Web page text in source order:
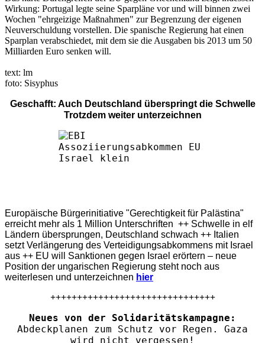
Wirkung: Portugal legte seine Sparpläne vor und will binnen zwei
Wochen "ehrgeizige Maßnahmen" zur Begrenzung der eigenen
Neuverschuldung vorstellen. Die spanische Regierung hat einen
Sparplan verabschiedet, mit dem sie die Ausgaben bis 2013 um 50
Milliarden Euro senken will.
text: lm
foto: Sisyphus
Geschafft: Auch Deutschland überspringt die Schwelle
Trotzdem weiter unterzeichnen
Europäische Bürgerinitiative "Gerechtigkeit für Palästina"
erreicht mehr als 1 Million Unterschriften ++ Schwelle in elf
Ländern übersprungen, Deutschland schwach ++ Italien
setzt Verlängerung des Verteidigungsabkommens mit Israel
aus ++ EU will Sanktionen gegen Israel erörtern – neue
Position der ungarischen Regierung steht noch aus
weiterlesen und unterzeichnen hier
+++++++++++++++++++++++++++++++
Neues von der Solidaritätskampagne:
Abdeckplanen zum Schutz vor Regen. Gaza
wird nicht vergessen!